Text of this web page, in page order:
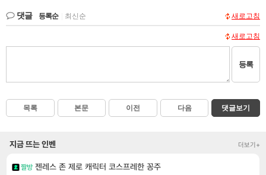
댓글 등록순 최신순 새로고침
새로고침
등록
목록 본문 이전 다음 댓글보기
지금 뜨는 인벤 더보기+
짤방 젠레스 존 제로 캐릭터 코스프레한 꽁주